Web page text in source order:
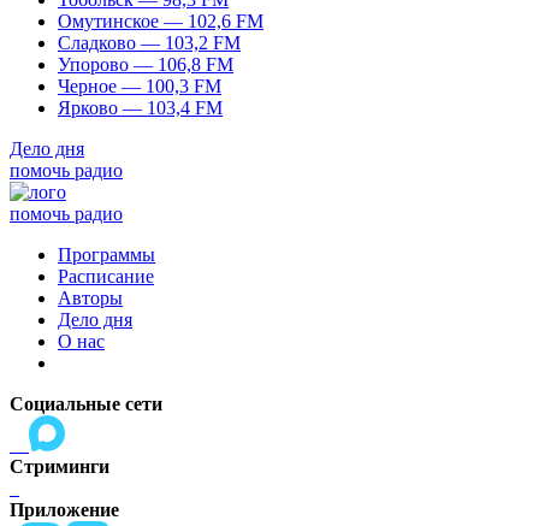
Омутинское — 102,6 FM
Сладково — 103,2 FM
Упорово — 106,8 FM
Черное — 100,3 FM
Ярково — 103,4 FM
Дело дня
помочь радио
помочь радио
Программы
Расписание
Авторы
Дело дня
О нас
Социальные сети
Стриминги
Приложение